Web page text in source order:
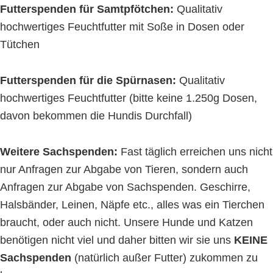
Futterspenden für Samtpfötchen: Qualitativ
hochwertiges Feuchtfutter mit Soße in Dosen oder
Tütchen
Futterspenden für die Spürnasen: Qualitativ
hochwertiges Feuchtfutter (bitte keine 1.250g Dosen,
davon bekommen die Hundis Durchfall)
Weitere Sachspenden: Fast täglich erreichen uns nicht
nur Anfragen zur Abgabe von Tieren, sondern auch
Anfragen zur Abgabe von Sachspenden. Geschirre,
Halsbänder, Leinen, Näpfe etc., alles was ein Tierchen
braucht, oder auch nicht. Unsere Hunde und Katzen
benötigen nicht viel und daher bitten wir sie uns KEINE
Sachspenden (natürlich außer Futter) zukommen zu